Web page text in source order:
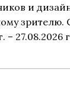
и
зрителю.
– 27.08.2026